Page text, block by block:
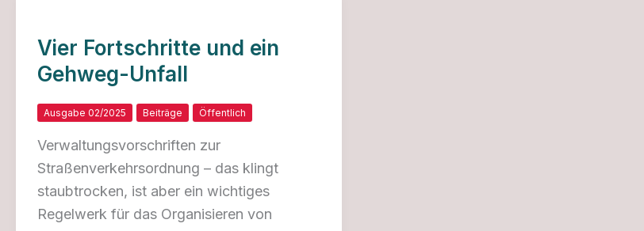
Vier Fortschritte und ein
Gehweg-Unfall
Ausgabe 02/2025 Beiträge Öffentlich
Verwaltungsvorschriften zur
Straßenverkehrsordnung – das klingt
staubtrocken, ist aber ein wichtiges
Regelwerk für das Organisieren von